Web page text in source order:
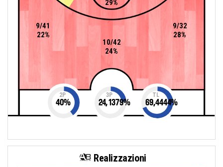
29%
10/42
24%
9/41
22%
9/32
28%
2P
40%
3P
24,1379%
TL
69,4444%
Realizzazioni